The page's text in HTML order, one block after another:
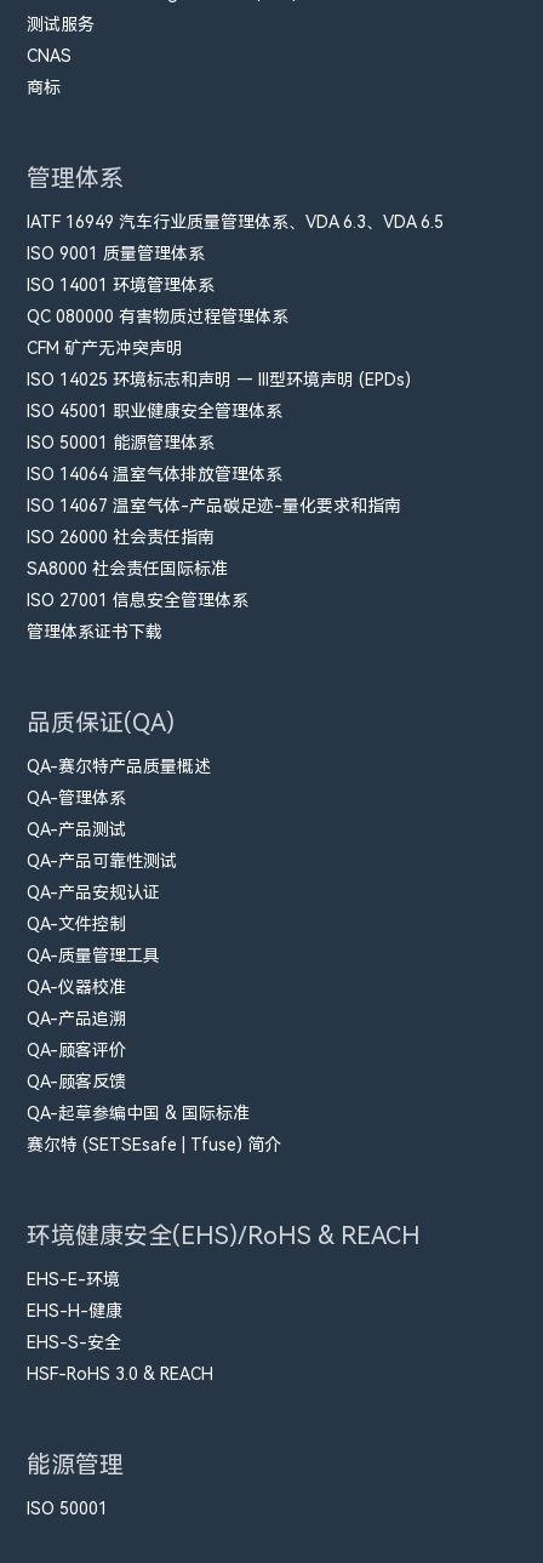
测试服务
CNAS
商标
管理体系
IATF 16949 汽车行业质量管理体系、VDA 6.3、VDA 6.5
ISO 9001 质量管理体系
ISO 14001 环境管理体系
QC 080000 有害物质过程管理体系
CFM​ 矿产无冲突声明
ISO 14025 环境标志和声明 — III型环境声明 (EPDs)
ISO 45001 职业健康安全管理体系
ISO 50001 能源管理体系
ISO 14064 温室气体排放管理体系
ISO 14067 温室气体-产品碳足迹-量化要求和指南
ISO 26000 社会责任指南
SA8000 社会责任国际标准
ISO 27001 信息安全管理体系
管理体系证书下载
品质保证(QA)
QA-赛尔特产品质量概述
QA-管理体系
QA-产品测试
QA-产品可靠性测试
QA-产品安规认证
QA-文件控制
QA-质量管理工具
QA-仪器校准
QA-产品追溯
QA-顾客评价
QA-顾客反馈
QA-起草参编中国 & 国际标准
赛尔特 (SETSEsafe | Tfuse) 简介
环境健康安全(EHS)/RoHS & REACH
EHS-E-环境
EHS-H-健康
EHS-S-安全
HSF-RoHS 3.0 & REACH
能源管理
ISO 50001